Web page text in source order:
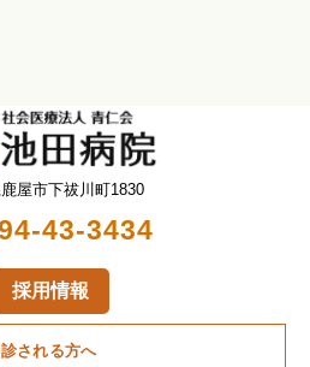
屋市下祓川町1830
43-3434
採用情報
される方へ